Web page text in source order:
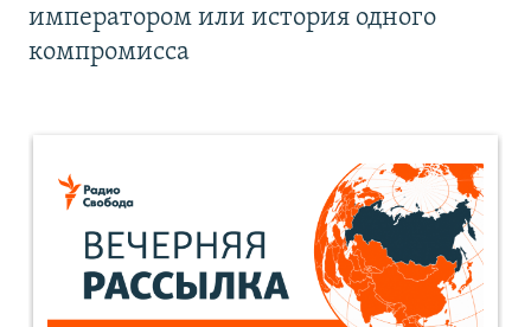
императором или история одного
компромисса